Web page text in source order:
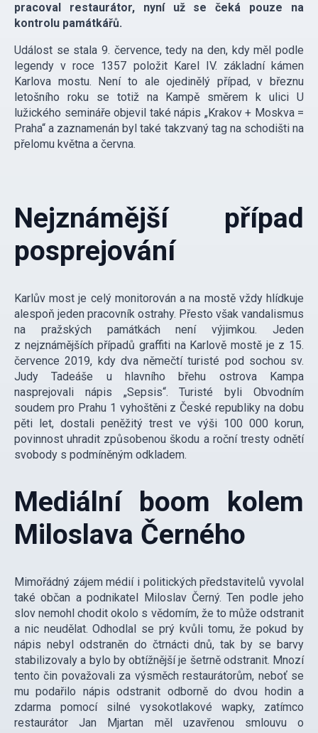
pracoval restaurátor, nyní už se čeká pouze na
kontrolu památkářů.
Událost se stala 9. července, tedy na den, kdy měl podle
legendy v roce 1357 položit Karel IV. základní kámen
Karlova mostu. Není to ale ojedinělý případ, v březnu
letošního roku se totiž na Kampě směrem k ulici U
lužického semináře objevil také nápis „Krakov + Moskva =
Praha“ a zaznamenán byl také takzvaný tag na schodišti na
přelomu května a června.
Nejznámější případ
posprejování
Karlův most je celý monitorován a na mostě vždy hlídkuje
alespoň jeden pracovník ostrahy. Přesto však vandalismus
na pražských památkách není výjimkou. Jeden
z nejznámějších případů graffiti na Karlově mostě je z 15.
července 2019, kdy dva němečtí turisté pod sochou sv.
Judy Tadeáše u hlavního břehu ostrova Kampa
nasprejovali nápis „Sepsis“. Turisté byli Obvodním
soudem pro Prahu 1 vyhoštěni z České republiky na dobu
pěti let, dostali peněžitý trest ve výši 100 000 korun,
povinnost uhradit způsobenou škodu a roční tresty odnětí
svobody s podmíněným odkladem.
Mediální boom kolem
Miloslava Černého
Mimořádný zájem médií i politických představitelů vyvolal
také občan a podnikatel Miloslav Černý. Ten podle jeho
slov nemohl chodit okolo s vědomím, že to může odstranit
a nic neudělat. Odhodlal se prý kvůli tomu, že pokud by
nápis nebyl odstraněn do čtrnácti dnů, tak by se barvy
stabilizovaly a bylo by obtížnější je šetrně odstranit. Mnozí
tento čin považovali za výsměch restaurátorům, neboť se
mu podařilo nápis odstranit odborně do dvou hodin a
zdarma pomocí silné vysokotlakové wapky, zatímco
restaurátor Jan Mjartan měl uzavřenou smlouvu o